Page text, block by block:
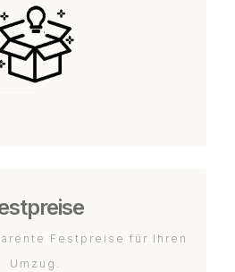
Festpreise für Ihren
Umzug.